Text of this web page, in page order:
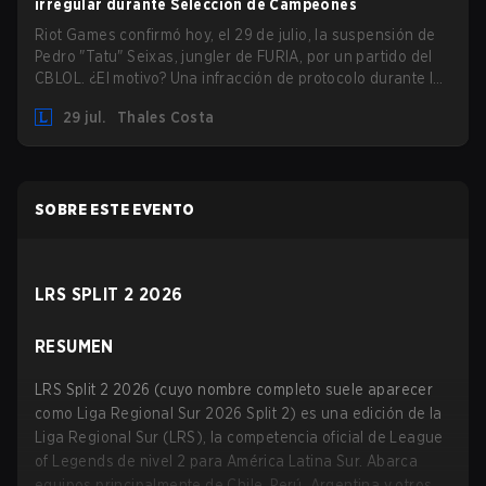
irregular durante Selección de Campeones
Riot Games confirmó hoy, el 29 de julio, la suspensión de
Pedro "Tatu" Seixas, jungler de FURIA, por un partido del
CBLOL. ¿El motivo? Una infracción de protocolo durante la
29 jul.
Thales Costa
SOBRE ESTE EVENTO
LRS SPLIT 2 2026
RESUMEN
LRS Split 2 2026 (cuyo nombre completo suele aparecer
como Liga Regional Sur 2026 Split 2) es una edición de la
Liga Regional Sur (LRS), la competencia oficial de League
of Legends de nivel 2 para América Latina Sur. Abarca